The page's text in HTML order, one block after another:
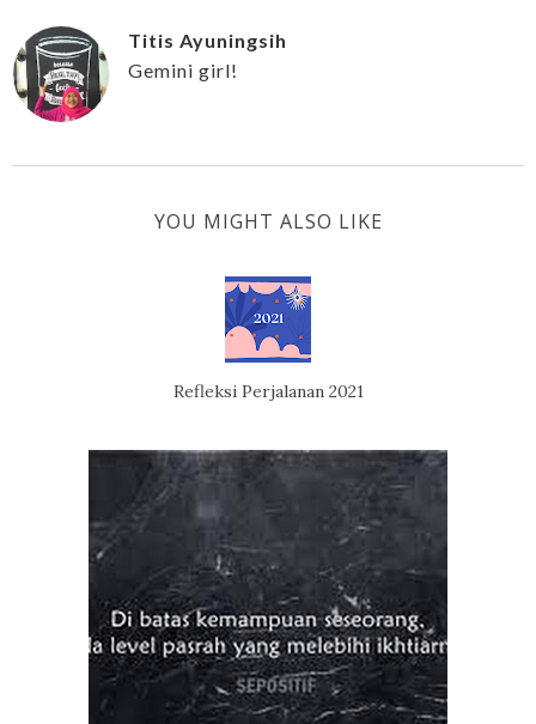
Titis Ayuningsih
Gemini girl!
YOU MIGHT ALSO LIKE
Refleksi Perjalanan 2021